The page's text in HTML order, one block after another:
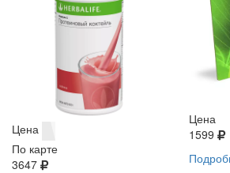
Цена
По карте
3647
Цена
1599